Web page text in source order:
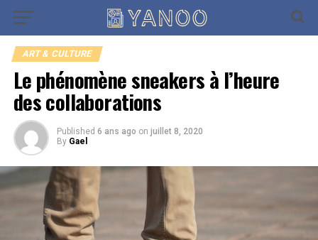
ART & CULTURE
Le phénomène sneakers à l’heure
des collaborations
Published 6 ans ago on juillet 8, 2020
By Gael
Go to mobile version